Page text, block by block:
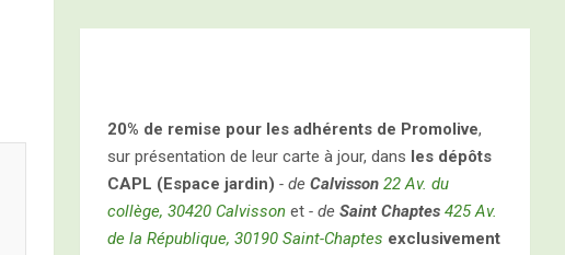
20% de remise pour les adhérents de Promolive,
sur présentation de leur carte à jour, dans les dépôts
CAPL (Espace jardin) - deCalvisson 22 Av. du
collège, 30420 Calvissonet- deSaint Chaptes 425 Av.
de la République, 30190 Saint-Chaptes exclusivement